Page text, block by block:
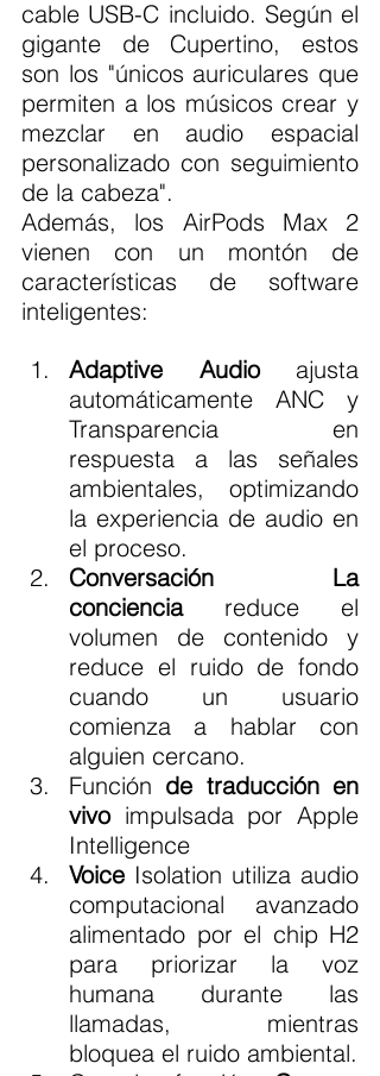
cable USB-C incluido. Según el
gigante de Cupertino, estos
son los "únicos auriculares que
permiten a los músicos crear y
mezclar en audio espacial
personalizado con seguimiento
de la cabeza".
Además, los AirPods Max 2
vienen con un montón de
características de software
inteligentes:
Adaptive Audio ajusta
automáticamente ANC y
Transparencia en
respuesta a las señales
ambientales, optimizando
la experiencia de audio en
el proceso.
Conversación La
conciencia reduce el
volumen de contenido y
reduce el ruido de fondo
cuando un usuario
comienza a hablar con
alguien cercano.
Función de traducción en
vivo impulsada por Apple
Intelligence
Voice Isolation utiliza audio
computacional avanzado
alimentado por el chip H2
para priorizar la voz
humana durante las
llamadas, mientras
bloquea el ruido ambiental.